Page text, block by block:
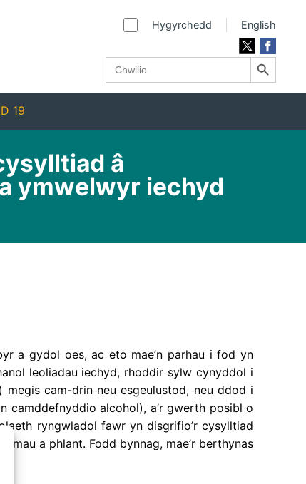
Hygyrchedd English
Search
for:
Search Button
19
â
ymwelwyr iechyd
a gydol oes, ac eto mae’n parhau i fod yn
leoliadau iechyd, rhoddir sylw cynyddol i
cam-drin neu esgeulustod, neu ddod i
camddefnyddio alcohol), a’r gwerth posibl o
ryngwladol fawr yn disgrifio’r cysylltiad
a phlant. Fodd bynnag, mae’r berthynas